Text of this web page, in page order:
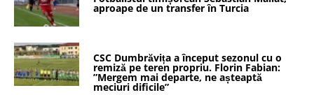
aproape de un transfer în Turcia
CSC Dumbrăvița a început sezonul cu o
remiză pe teren propriu. Florin Fabian:
”Mergem mai departe, ne așteaptă
meciuri dificile”